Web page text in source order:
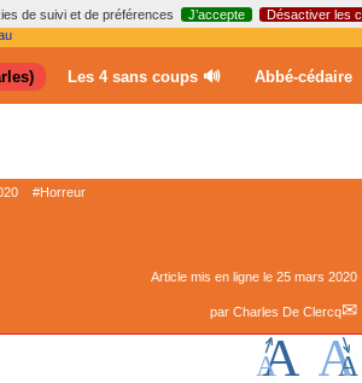
de suivi et de préférences J’accepte Désactiver les
Les 4 sans coups 🔊 Abbé-cédaire
#Horreur
Article mis en ligne le 25 mars 2020
par Charles De Clercq